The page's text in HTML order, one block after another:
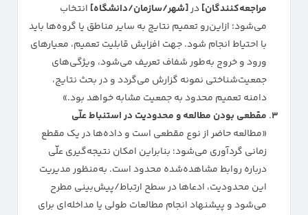
مراجعه‌کنندگان]در[شهر/سازمان/دانشگاه] انتخاب
می‌شود؛ ازاین‌رو تعمیم نتایج به سایر مناطق یا گروه‌ها باید
با احتیاط انجام شود. جهت افزایش قابلیت تعمیم، معیارهای
ورود و خروج به‌طور شفاف تعریف می‌شود، ویژگی‌های
جمعیت‌شناختی نمونه گزارش می‌گردد و در بحث نتایج،
دامنه تعمیم محدود به جمعیت مشابه خواهد بود.»
مقطعی بودن مطالعه و محدودیت در استنباط علّی
«مطالعه حاضر از نوع مقطعی است و داده‌ها در یک مقطع
زمانی گردآوری می‌شود؛ بنابراین امکان نتیجه‌گیری علّی
درباره روابط مشاهده‌شده محدود است. به‌منظور مدیریت
این محدودیت، ادعاها در سطح ارتباط/پیش‌بینی مطرح
می‌شود و پیشنهاد انجام مطالعات طولی یا مداخله‌ای برای